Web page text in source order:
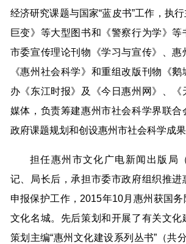
经济研究课题与国家“蓝皮书”工作，执
巨变》等大型图书和《警察行为学》等
市委宣传理论刊物《学习与宣传》、惠
《惠州社会科学》和重组改版刊物《鹅
办《东江时报》及《今日惠州网》、《
媒体，负责筹建惠州市社会科学界联合
政府课题规划和创设惠州市社会科学成果
担任惠州市文化广电新闻出版局
记、局长后，承担市委市政府组织推进
申报保护工作，2015年10月惠州获国务
文化名城。先后策划和开展了有关文化
策划主编“惠州文化建设系列丛书”（共